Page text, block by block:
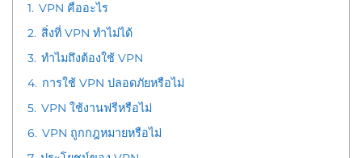
1. VPN คืออะไร
2. สิ่งที่ VPN ทำไม่ได้
3. ทำไมถึงต้องใช้ VPN
4. การใช้ VPN ปลอดภัยหรือไม่
5. VPN ใช้งานฟรีหรือไม่
6. VPN ถูกกฎหมายหรือไม่